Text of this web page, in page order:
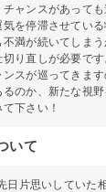
ャンスがあって
を停滞させてい
満が続いてしまう
り直しが必要で
ンスが巡ってきま
のか、新たな視
下さい！
いて
日片思いしていた